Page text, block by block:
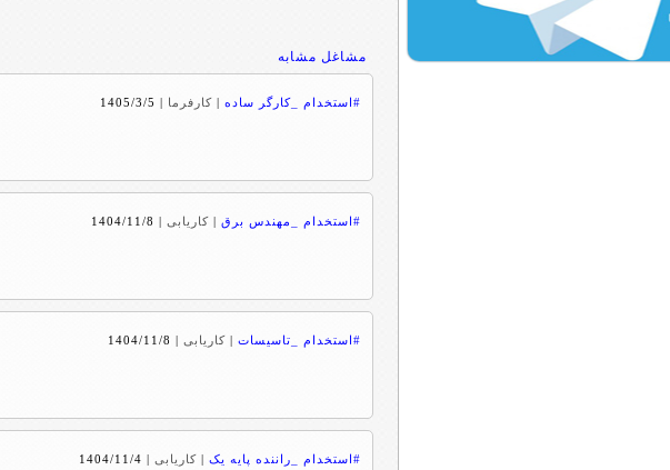
مشاغل مشابه
#استخدام _کارگر ساده | کارفرما |
1405/3/5
#استخدام _مهندس برق | کاریابی|
1404/11/8
#استخدام _تاسیسات | کاریابی|
1404/11/8
#استخدام _راننده پایه یک | کاریابی|
1404/11/4